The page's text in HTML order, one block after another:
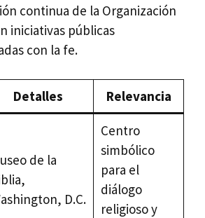
continua de la Organización
iniciativas públicas
con la fe.
Detalles Relevancia
de la
D.C.
Centro
simbólico
para el
diálogo
religioso y